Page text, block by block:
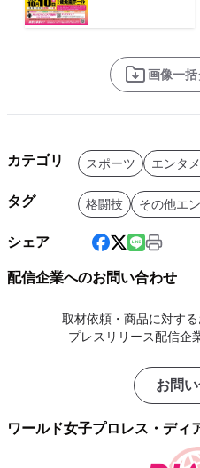
画像一
カテゴリ スポーツ エンタ
タグ 格闘技 その他エ
シェア
配信企業へのお問い合わせ
取材依頼・商品に対する
プレスリリース配信企
お問
ワールド女子プロレス・ディ